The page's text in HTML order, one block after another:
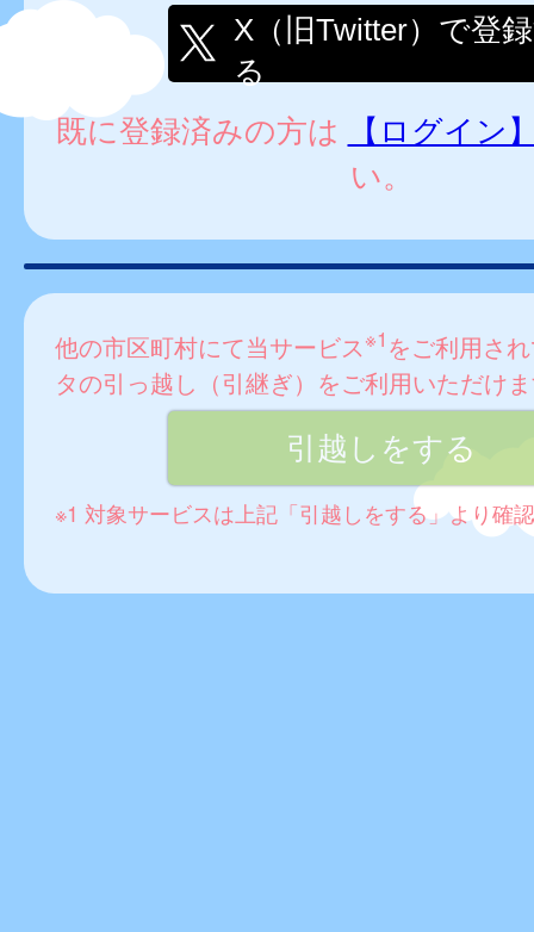
X（旧Twitter）で登
る
既に登録済みの方は
【ログイン
い。
他の市区町村にて当サービス※1 をご利用さ
タの引っ越し（引継ぎ）をご利用いただけ
※1 対象サービスは上記「引越しをする」より確